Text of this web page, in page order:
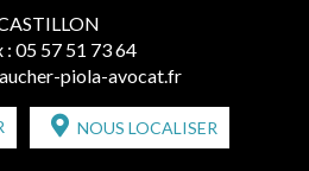
: 05 57 51 73 64
piola-avocat.fr
NOUS LOCALISER